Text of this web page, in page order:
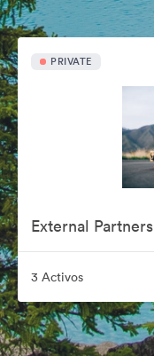
PRIVATE
External Partners
3 Activos